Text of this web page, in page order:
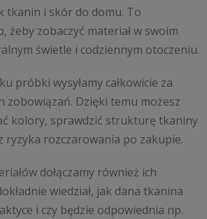
tkanin i skór do domu. To
żeby zobaczyć materiał w swoim
świetle i codziennym otoczeniu.
próbki wysyłamy całkowicie za
zobowiązań. Dzięki temu możesz
kolory, sprawdzić strukturę tkaniny
ryzyka rozczarowania po zakupie.
dołączamy również ich
wiedział, jak dana tkanina
i czy będzie odpowiednia np.